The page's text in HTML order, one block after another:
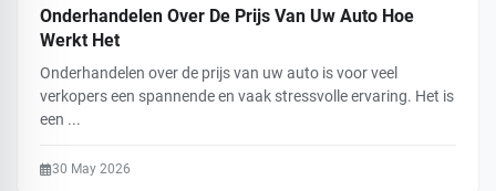
Onderhandelen Over De Prijs Van Uw Auto Hoe
Werkt Het
Onderhandelen over de prijs van uw auto is voor veel
verkopers een spannende en vaak stressvolle ervaring. Het is
een ...
30 May 2026